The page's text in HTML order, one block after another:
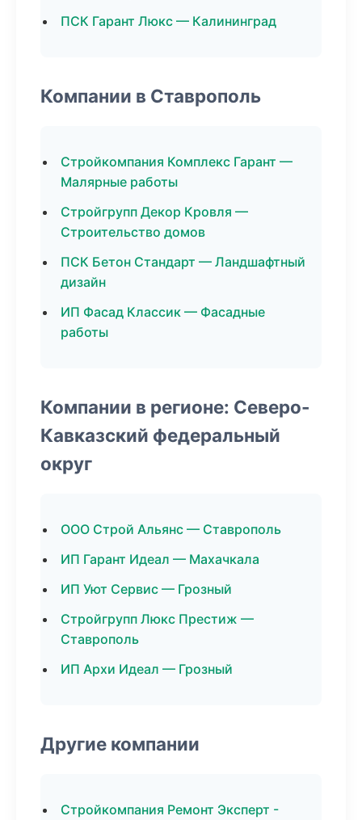
ПСК Гарант Люкс — Калининград
Компании в Ставрополь
Стройкомпания Комплекс Гарант —
Малярные работы
Стройгрупп Декор Кровля —
Строительство домов
ПСК Бетон Стандарт — Ландшафтный
дизайн
ИП Фасад Классик — Фасадные
работы
Компании в регионе: Северо-
Кавказский федеральный
округ
ООО Строй Альянс — Ставрополь
ИП Гарант Идеал — Махачкала
ИП Уют Сервис — Грозный
Стройгрупп Люкс Престиж —
Ставрополь
ИП Архи Идеал — Грозный
Другие компании
Стройкомпания Ремонт Эксперт -